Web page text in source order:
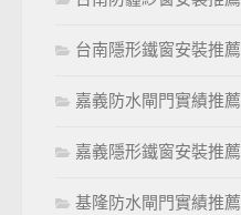
台南隱形鐵窗安裝推薦
嘉義防水閘門實績推薦
嘉義隱形鐵窗安裝推薦
基隆防水閘門實績推薦